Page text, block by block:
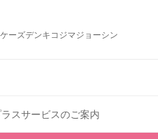
ケーズデンキ コジマジョーシン
スサービスのご案内